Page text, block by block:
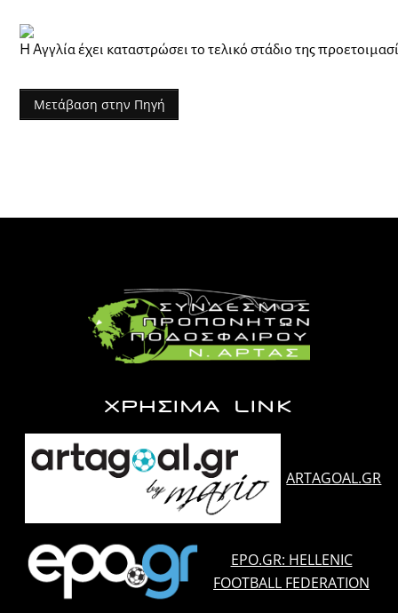
Η Αγγλία έχει καταστρώσει το τελικό στάδιο της
Μετάβαση στην Πηγή
ΧΡΗΣΙΜΑ LINK
ARTAGOAL.GR
EPO.GR: HELLENIC
FOOTBALL FEDERATION